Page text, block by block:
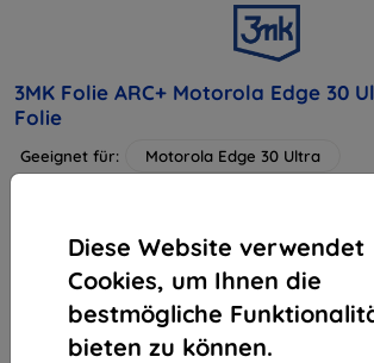
Diese Website verwendet
Cookies, um Ihnen die
bestmögliche
bieten zu können.
3MK Folie ARC+ Motorola Edge 30
Folie
Geeignet für: Motorola Edge 30 Ultra
11,90 €
7,12 €
ohne MWSt5,98 €